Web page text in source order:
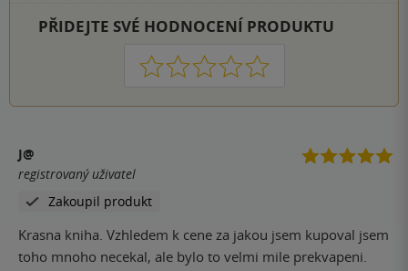
PŘIDEJTE SVÉ HODNOCENÍ PRODUKTU
1 2 3 4 5
J@
registrovaný uživatel
Zakoupil produkt
Krasna kniha. Vzhledem k cene za jakou jsem kupoval jsem
toho mnoho necekal, ale bylo to velmi mile prekvapeni.